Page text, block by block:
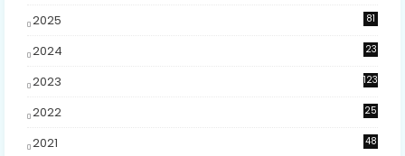
2025 81
2024
23
2023 123
2022 25
2021 48